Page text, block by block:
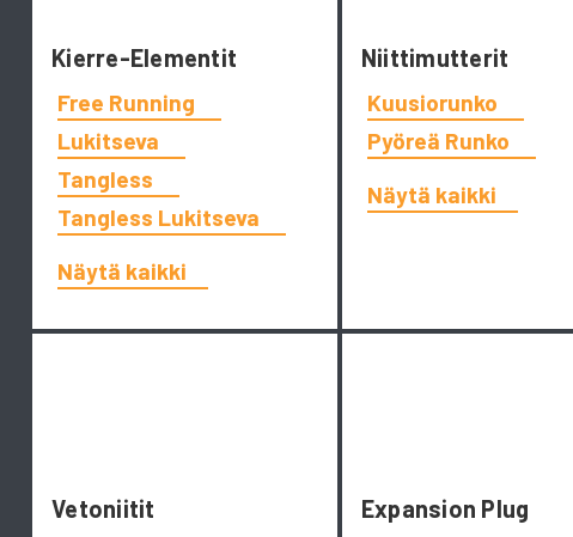
Kierre-Elementit
Free Running
Lukitseva
Tangless
Tangless Lukitseva
Näytä kaikki
Niittimutterit
Kuusiorunko
Pyöreä Runko
Näytä kaikki
Vetoniitit Expansion Plug